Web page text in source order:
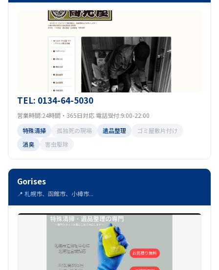
TEL: 0134-64-5030
営業時間:24時間・365日対応 電話受付:9:00-22:00
特殊清掃
孤独死の現場 遺品整理
ゴミ屋敷片付け
消臭
害虫駆除
Gorises
📍 札幌市、函館市、小樽市...